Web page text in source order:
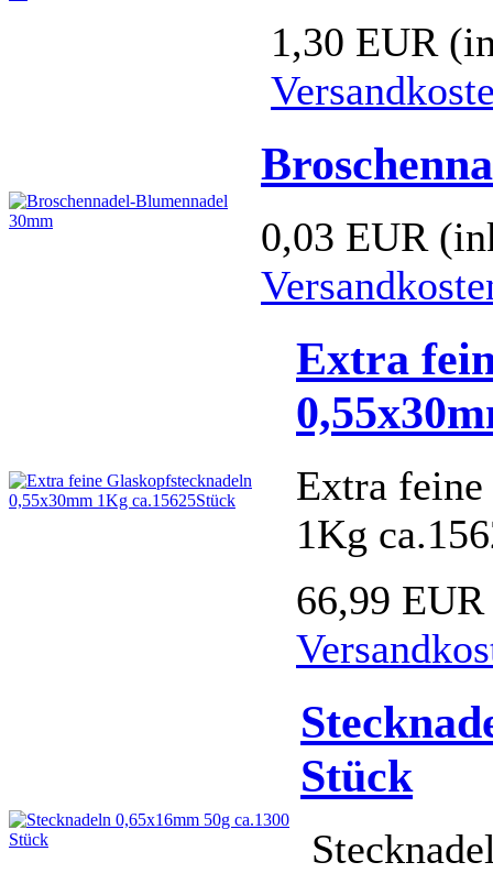
1,30 EUR
0,03 EUR
Extra
Extra
1Kg
66,99 EUR
Stück